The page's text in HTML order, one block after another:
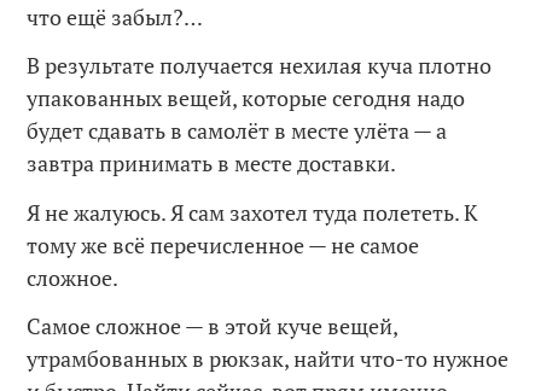
что ещё забыл?…
В результате получается нехилая куча плотно
упакованных вещей, которые сегодня надо
будет сдавать в самолёт в месте улёта — а
завтра принимать в месте доставки.
Я не жалуюсь. Я сам захотел туда полететь. К
тому же всё перечисленное — не самое
сложное.
Самое сложное — в этой куче вещей,
утрамбованных в рюкзак, найти что-то нужное